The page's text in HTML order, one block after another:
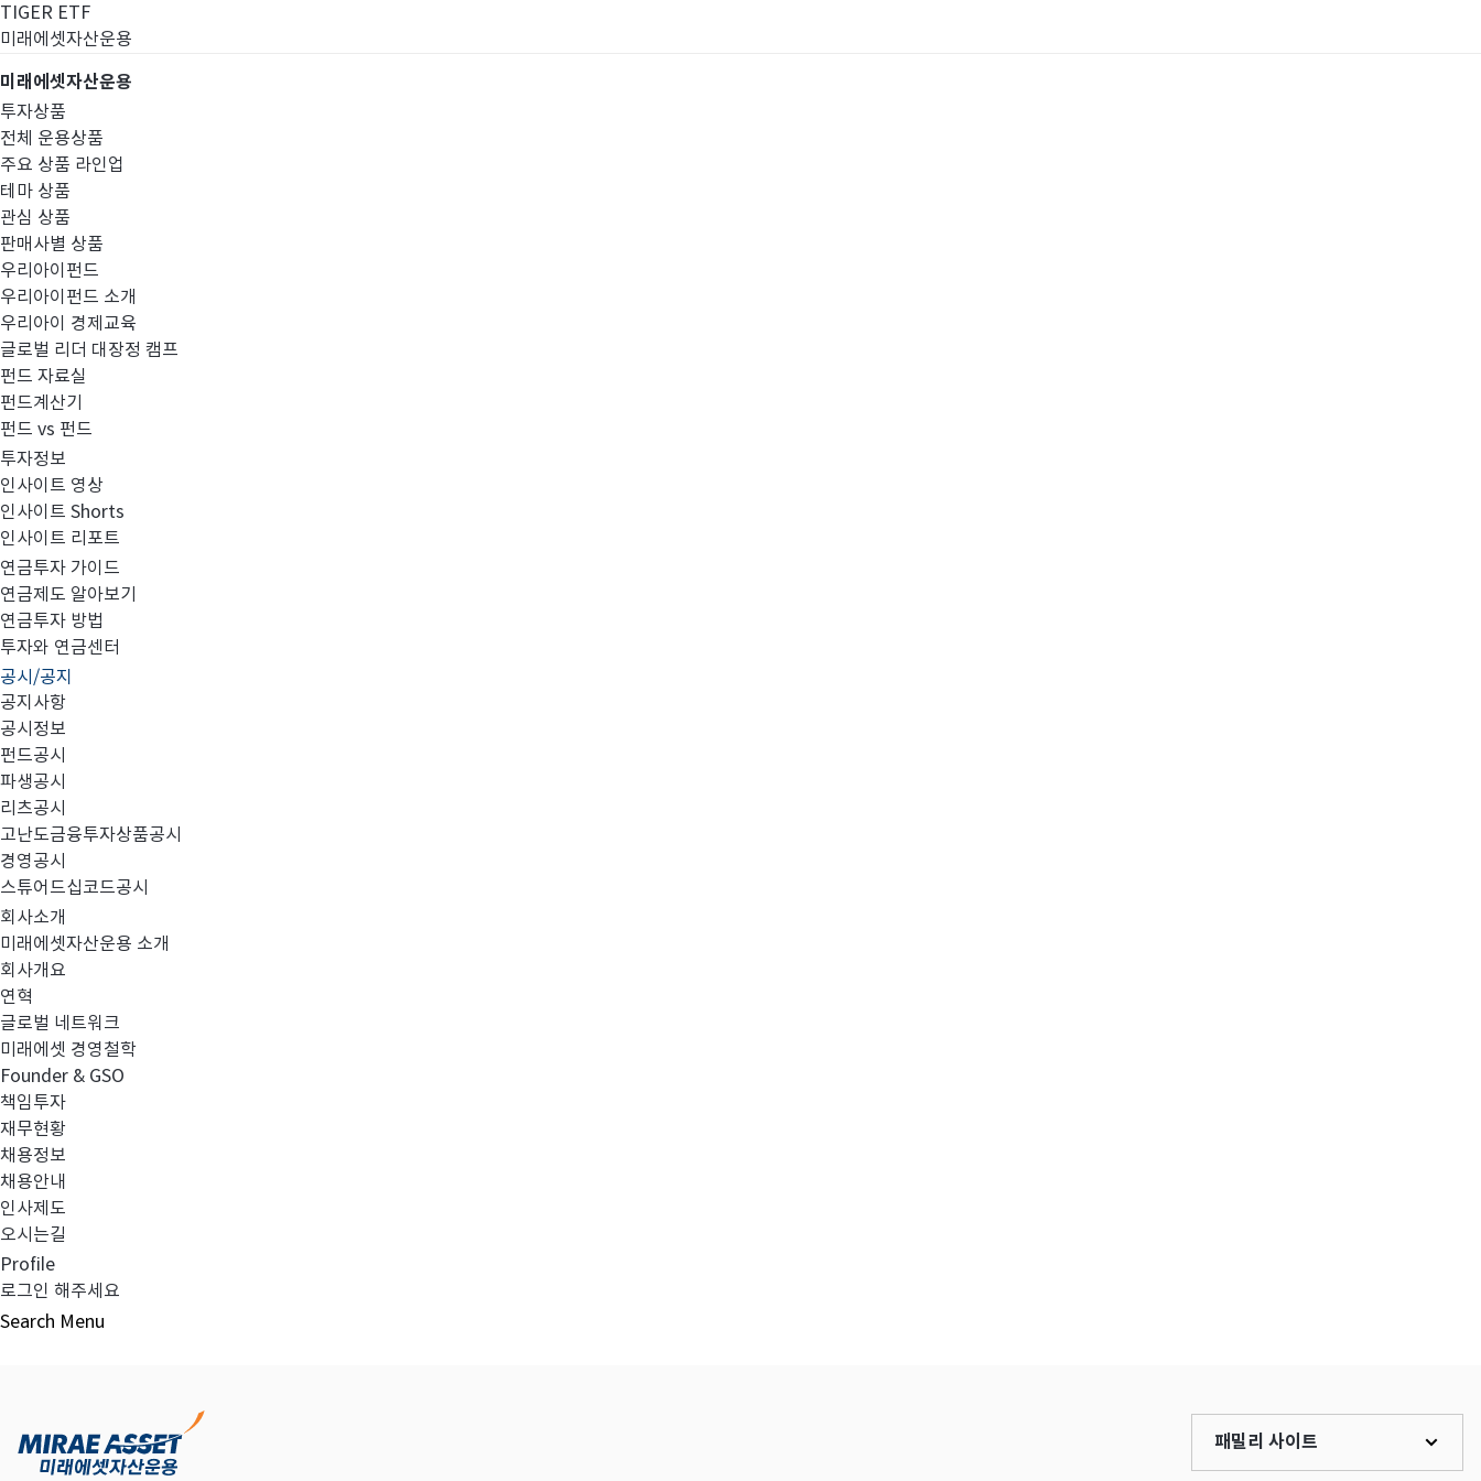
TIGER ETF
미래에셋자산운용
미래에셋자산운용
투자상품
전체 운용상품
주요 상품 라인업
테마 상품
관심 상품
판매사별 상품
우리아이펀드
우리아이펀드 소개
우리아이 경제교육
글로벌 리더 대장정 캠프
펀드 자료실
펀드계산기
펀드 vs 펀드
투자정보
인사이트 영상
인사이트 Shorts
인사이트 리포트
연금투자 가이드
연금제도 알아보기
연금투자 방법
투자와 연금센터
공시/공지
공지사항
공시정보
펀드공시
파생공시
리츠공시
고난도금융투자상품공시
경영공시
스튜어드십코드공시
회사소개
미래에셋자산운용 소개
회사개요
연혁
글로벌 네트워크
미래에셋 경영철학
Founder & GSO
책임투자
재무현황
채용정보
채용안내
인사제도
오시는길
Profile
로그인 해주세요
Search Menu
고난도금융투자상품
고난도금융투자상품_공시_20220921
이전글
다음글
목록보기
패밀리 사이트